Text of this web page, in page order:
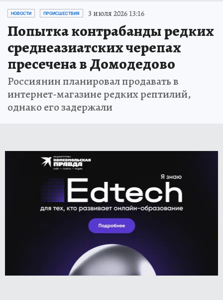
НОВОСТИ ПРОИСШЕСТВИЯ 3 июля 2026 13:16
Попытка контрабанды редких
среднеазиатских черепах
пресечена в Домодедово
Россиянин планировал продавать в
интернет-магазине редких рептилий,
однако его задержали